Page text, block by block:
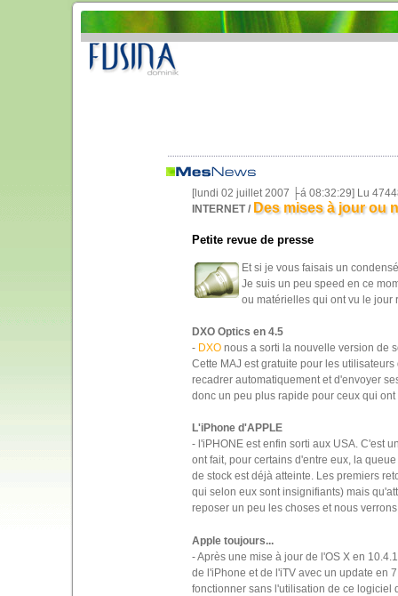
[lundi 02 juillet 2007 ├á 08:32:29] Lu
INTERNET / Des mises à jour ou
Petite revue de presse
Et si je vous faisais un
Je suis un peu speed en ce
ou matérielles qui ont vu le jour
DXO Optics en 4.5
- DXOnous a sorti la nouvelle version de
Cette MAJ est gratuite pour les
recadrer automatiquement et d'envoyer
donc un peu plus rapide pour ceux qui
L'iPhone d'APPLE
- l'iPHONE est enfin sorti aux USA. C'est
ont fait, pour certains d'entre eux, la
de stock est déjà atteinte. Les premiers
qui selon eux sont insignifiants) mais
reposer un peu les choses et nous
Apple toujours...
- Après une mise à jour de l'OS X en
de l'iPhone et de l'iTV avec un update en
fonctionner sans l'utilisation de ce logiciel